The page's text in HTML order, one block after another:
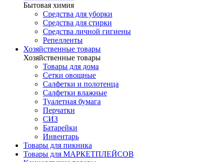
Бытовая химия
Средства для уборки
Средства для стирки
Средства личной гигиены
Репелленты
Хозяйственные товары
Хозяйственные товары
Товары для дома
Сетки овощные
Салфетки и полотенца
Салфетки влажные
Туалетная бумага
Перчатки
СИЗ
Батарейки
Инвентарь
Товары для пикника
Товары для МАРКЕТПЛЕЙСОВ